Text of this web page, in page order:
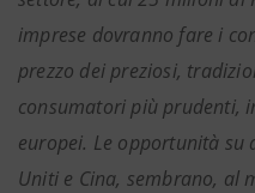
imprese dovranno fare i
prezzo dei preziosi,
consumatori più prudenti,
europei. Le opportunità
Uniti e Cina, sembrano, al